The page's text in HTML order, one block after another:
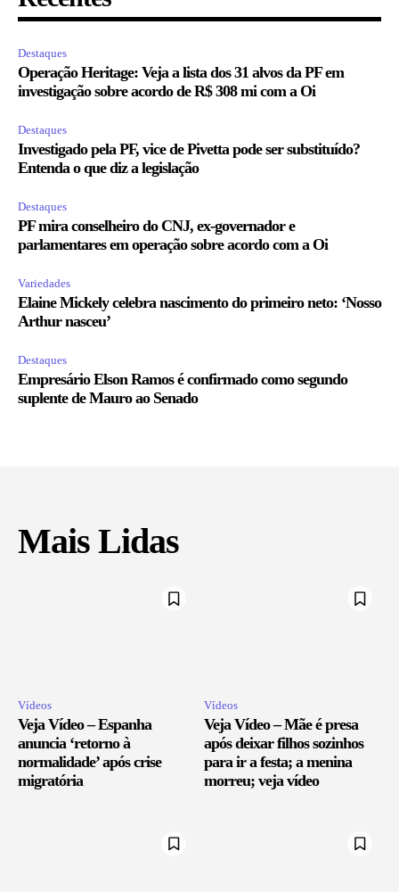
Destaques
Operação Heritage: Veja a lista dos 31 alvos da PF em
investigação sobre acordo de R$ 308 mi com a Oi
Destaques
Investigado pela PF, vice de Pivetta pode ser substituído?
Entenda o que diz a legislação
Destaques
PF mira conselheiro do CNJ, ex-governador e
parlamentares em operação sobre acordo com a Oi
Variedades
Elaine Mickely celebra nascimento do primeiro neto: ‘Nosso
Arthur nasceu’
Destaques
Empresário Elson Ramos é confirmado como segundo
suplente de Mauro ao Senado
Mais Lidas
Vídeos
Veja Vídeo – Espanha
anuncia ‘retorno à
normalidade’ após crise
migratória
Vídeos
Veja Vídeo – Mãe é presa
após deixar filhos sozinhos
para ir a festa; a menina
morreu; veja vídeo